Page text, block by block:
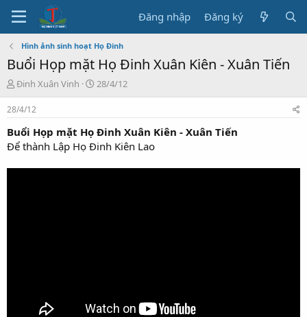
Đăng nhập Đăng ký
Hình ảnh sinh hoạt Họ Đinh
Buổi Họp mặt Họ Đinh Xuân Kiên - Xuân Tiến
T
h
r
a
d
t
Đinh Xuân Vinh
N
g
b
ắ
đ
28/4/12
28/4/12
Buổi Họp mặt Họ Đinh Xuân Kiên - Xuân Tiến
Để thành Lập Họ Đinh Kiên Lao